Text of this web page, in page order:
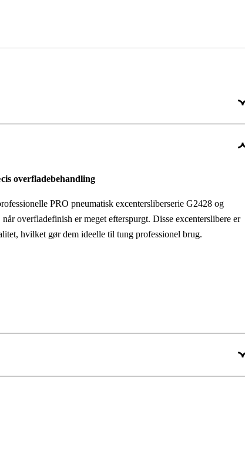
Professionel
overfladebehandling
PRO pneumatisk excentersliberserie G2428 og
overfladefinish er meget efterspurgt. Disse excenterslibere er
hvilket gør dem ideelle til tung professionel brug.